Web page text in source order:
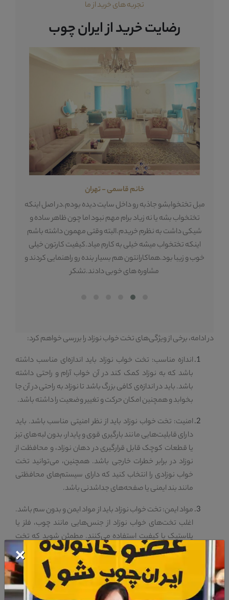
تجربه های خرید از ما
رضایت خرید از ایران چوب
خانم قاسمی - تهران
مبل تختخوابشو جاذبه رو داخل سایت دیده بودم.در اصل اینکه
تختخواب بشه یا نه زیاد برام مهم نبود اما چون ظاهر ساده و
شیکی داشت به نظرم خریدم.البته وقتی مهمون داشته باشم
اینکه تختخواب میشه خیلی به کارم میاد.کیفیت کارتون خیلی
خوب و زیبا بود.هماکارانتون هم بسیار بنده رو راهنمایی کردند و
مشاوره های خوبی دادند.تشکر
در ادامه، برخی از ویژگی‌های تخت خواب نوزاد را بررسی خواهم کرد:
اندازه مناسب: تخت خواب نوزاد باید اندازه‌ای مناسب داشته
باشد که به نوزاد کمک کند در آن خواب آرام و راحتی داشته
باشد. باید در اندازه‌ی کافی بزرگ باشد تا نوزاد به راحتی در آن جا
بخوابد و همچنین امکان حرکت و تغییر وضعیت را داشته باشد.
امنیت: تخت خواب نوزاد باید از نظر امنیتی مناسب باشد. باید
دارای قابلیت‌هایی مانند بارگیری قوی و پایدار، بدون لبه‌های تیز
یا قطعات کوچک قابل قرارگیری در دهان نوزاد، و محافظت از
نوزاد در برابر خطرات خارجی باشد. همچنین، می‌توانید تخت
خواب نوزادی را انتخاب کنید که دارای سیستم‌های محافظتی
مانند بند ایمنی یا صفحه‌های جداشدنی باشد.
مواد ایمن: تخت خواب نوزاد باید از مواد ایمن و بدون سم باشد.
اغلب تخت‌های خواب نوزاد از جنس‌هایی مانند چوب، فلز یا
پلاستیک با کیفیت استفاده می‌کنند. مطمئن شوید که تخت
خواب نوزاد شما از موادی ساخته شده است که بدون حاوی
مواد مضر برای سلامت نوزاد باشند.
تنظیم ارتفاع: تعدادی از تخت‌های خواب نوزاد قابلیت تنظیم
×